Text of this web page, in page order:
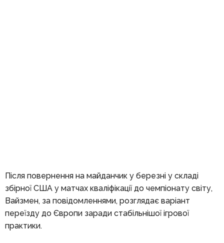
Після повернення на майданчик у березні у складі
збірної США у матчах кваліфікації до чемпіонату світу,
Вайзмен, за повідомленнями, розглядає варіант
переїзду до Європи заради стабільнішої ігрової
практики.